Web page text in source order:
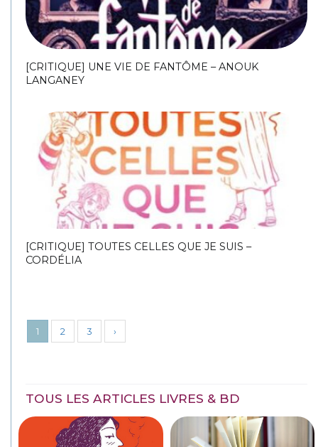
[CRITIQUE] UNE VIE DE FANTÔME – ANOUK
LANGANEY
[CRITIQUE] TOUTES CELLES QUE JE SUIS –
CORDÉLIA
1 2 3 ›
TOUS LES ARTICLES LIVRES & BD